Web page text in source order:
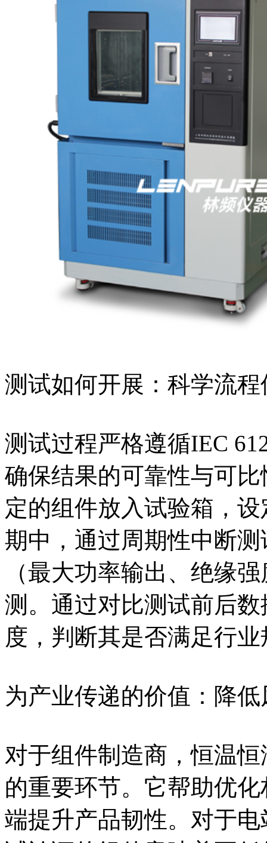
测试如何开展：科学流
测试过程严格遵循IEC
确保结果的可靠性与可
定的组件放入试验箱，
期中，通过周期性中断
（最大功率输出、绝缘
测。通过对比测试前后
度，判断其是否满足行
为产业传递的价值：降
对于组件制造商，恒温
的重要环节。它帮助优
端提升产品韧性。对于